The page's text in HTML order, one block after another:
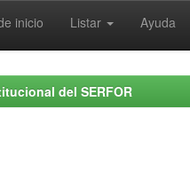
inicio Listar Ayuda
del SERFOR